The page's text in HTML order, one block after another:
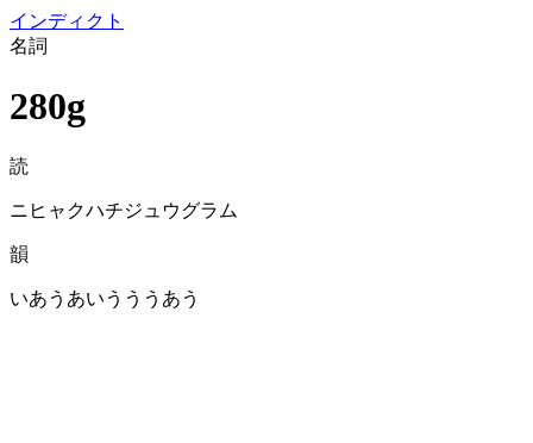
インディクト
名詞
280g
読
ニヒャクハチジュウグラム
韻
いあうあいうううあう